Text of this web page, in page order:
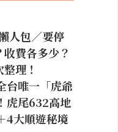
人包／要停
費各多少？
理！
台唯一「虎爺
虎尾632高地
4大順遊秘境